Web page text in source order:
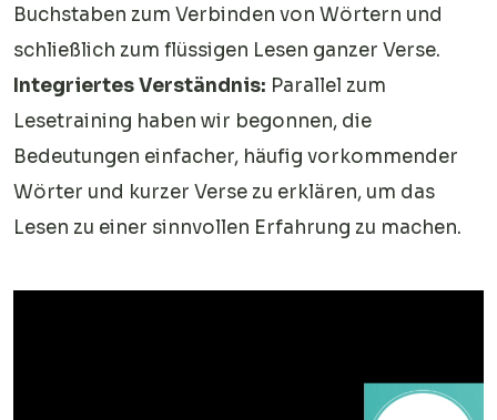
Buchstaben zum Verbinden von Wörtern und
schließlich zum flüssigen Lesen ganzer Verse.
Integriertes Verständnis: Parallel zum
Lesetraining haben wir begonnen, die
Bedeutungen einfacher, häufig vorkommender
Wörter und kurzer Verse zu erklären, um das
Lesen zu einer sinnvollen Erfahrung zu machen.